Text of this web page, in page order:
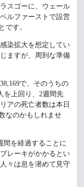
スゴーに、ウェール
ルファーストで設営
です。
染拡大を想定してい
ますが、周到な準備
で、そのうちの
を上回り、2週間先
アの死亡者数は本日
なのかもしれませ
間を経過することに
レーキがかかるとい
々は息を潜めて見守